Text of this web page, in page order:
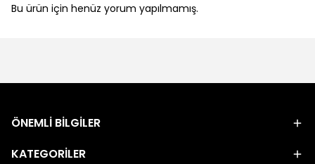
Bu ürün için henüz yorum yapılmamış.
ÖNEMLİ BİLGİLER
KATEGORİLER